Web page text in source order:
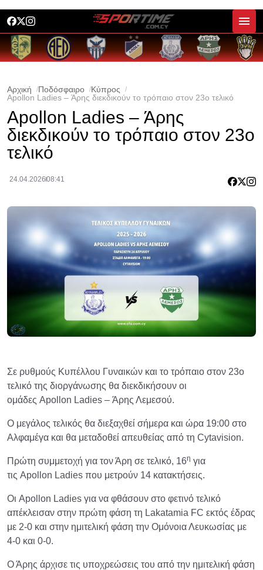
Αρχική Ποδόσφαιρο
Κύπρος
Apollon Ladies – Άρης διεκδικούν το τρόπαιο στον 23ο τελικό
Apollon Ladies – Άρης
διεκδικούν το τρόπαιο στον 23ο
τελικό
24.04.202608:41
Σε ρυθμούς Κυπέλλου Γυναικών και το τρόπαιο στον 23ο
τελικό της διοργάνωσης θα διεκδικήσουν οι
ομάδες Apollon Ladies – Άρης Λεμεσού.
Ο μεγάλος τελικός θα διεξαχθεί σήμερα και ώρα 19:00 στο
Αλφαμέγα και θα μεταδοθεί απευθείας από τη Cytavision.
Πρώτη συμμετοχή για τον Άρη σε τελικό, 16η για
τις Apollon Ladies που μετρούν 14 κατακτήσεις.
Οι Apollon Ladies για να φθάσουν στο φετινό τελικό
απέκλεισαν στην πρώτη φάση τη Lakatamia FC εκτός έδρας
με 2-0 και στην ημιτελική φάση την Ομόνοια Λευκωσίας με
4-0 και 0-0.
Ο Άρης άρχισε τις υποχρεώσεις του από την ημιτελική φάση